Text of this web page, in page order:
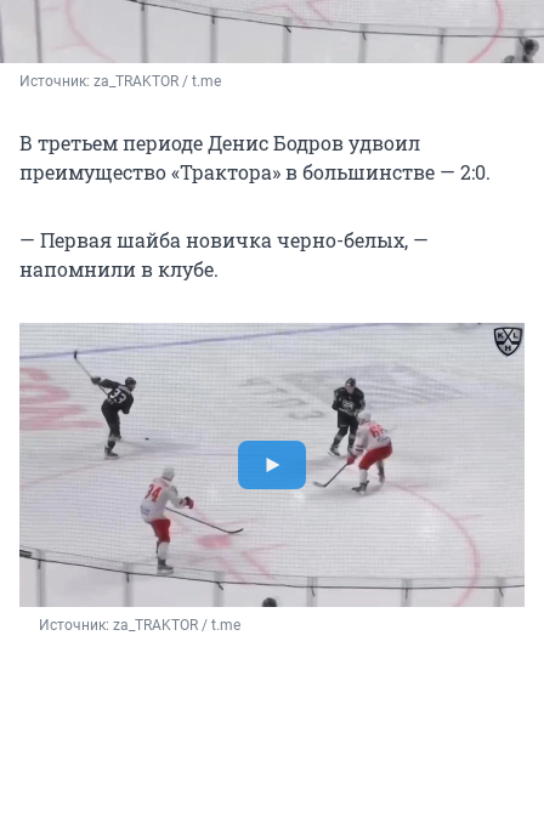
Источник: za_TRAKTOR / t.me
В третьем периоде Денис Бодров удвоил
преимущество «Трактора» в большинстве — 2:0.
— Первая шайба новичка черно-белых, —
напомнили в клубе.
Источник: za_TRAKTOR / t.me